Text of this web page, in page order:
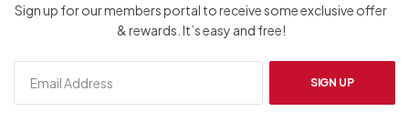
Sign up for our members portal to receive some exclusive offer
& rewards. It’s easy and free!
SIGN UP